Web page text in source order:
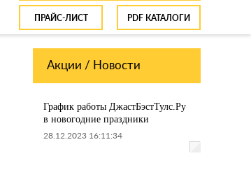
ПРАЙС-ЛИСТ PDF КАТАЛОГИ
Акции / Новости
График работы ДжастБэстТулс.Ру
в новогодние праздники
28.12.2023 16:11:34